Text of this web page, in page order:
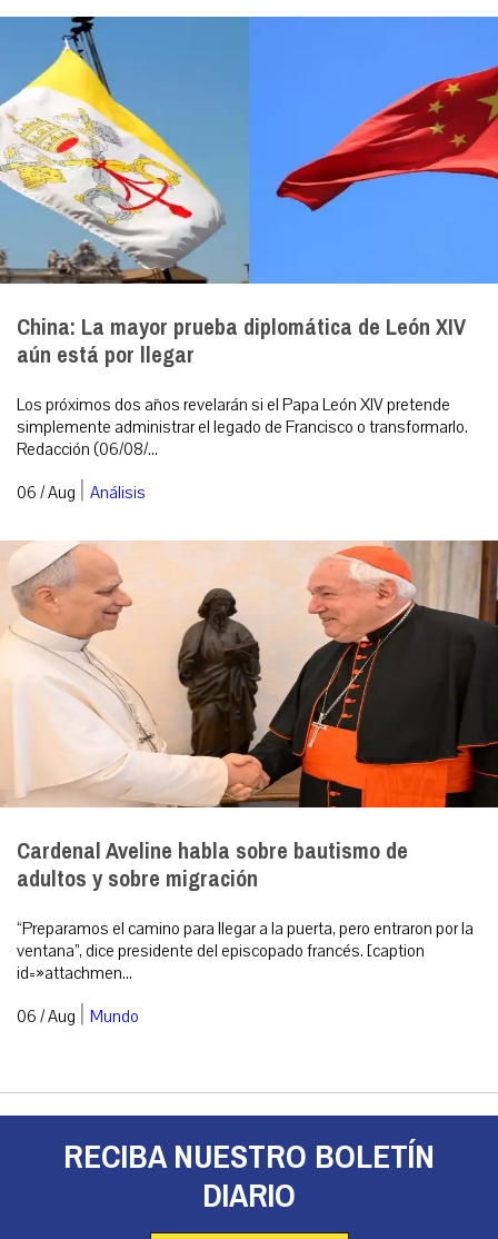
China: La mayor prueba diplomática de León XIV
aún está por llegar
Los próximos dos años revelarán si el Papa León XIV pretende
simplemente administrar el legado de Francisco o transformarlo.
Redacción (06/08/...
06 / Aug | Análisis
Cardenal Aveline habla sobre bautismo de
adultos y sobre migración
“Preparamos el camino para llegar a la puerta, pero entraron por la
ventana”, dice presidente del episcopado francés. [caption
id=»attachmen...
06 / Aug | Mundo
RECIBA NUESTRO BOLETÍN
DIARIO